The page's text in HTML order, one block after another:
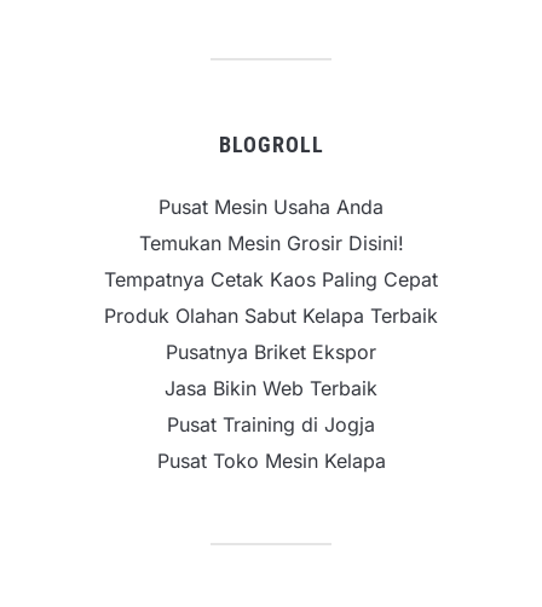
BLOGROLL
Pusat Mesin Usaha Anda
Temukan Mesin Grosir Disini!
Tempatnya Cetak Kaos Paling Cepat
Produk Olahan Sabut Kelapa Terbaik
Pusatnya Briket Ekspor
Jasa Bikin Web Terbaik
Pusat Training di Jogja
Pusat Toko Mesin Kelapa